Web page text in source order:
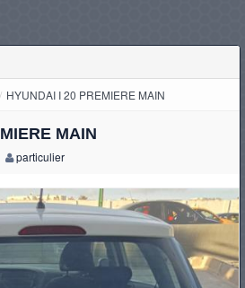
HYUNDAI I 20 PREMIERE MAIN
MAIN
particulier